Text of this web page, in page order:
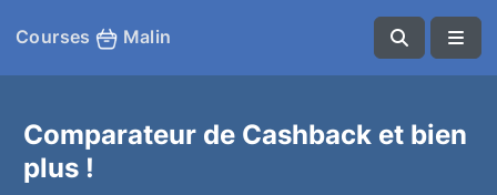
Courses Malin
Comparateur de Cashback et bien
plus !